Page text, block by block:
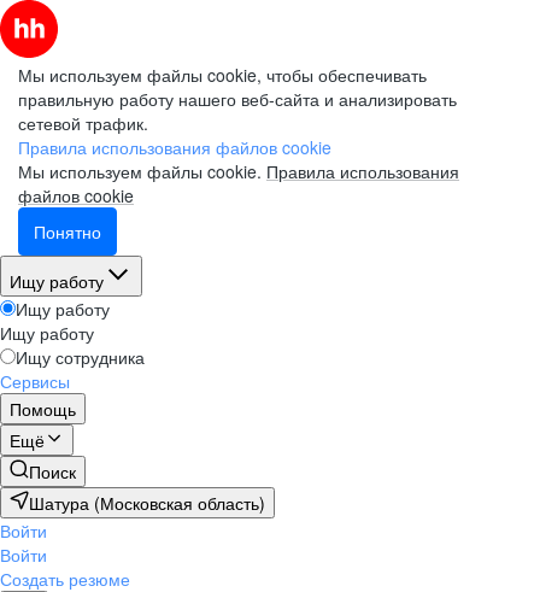
Мы используем файлы cookie, чтобы обеспечивать
правильную работу нашего веб-сайта и анализировать
сетевой трафик.
Правила использования файлов cookie
Мы используем файлы cookie. Правила использования
файлов cookie
Понятно
Ищу работу
Ищу работу
Ищу работу
Ищу сотрудника
Сервисы
Помощь
Ещё
Поиск
Шатура (Московская область)
Войти
Войти
Создать резюме